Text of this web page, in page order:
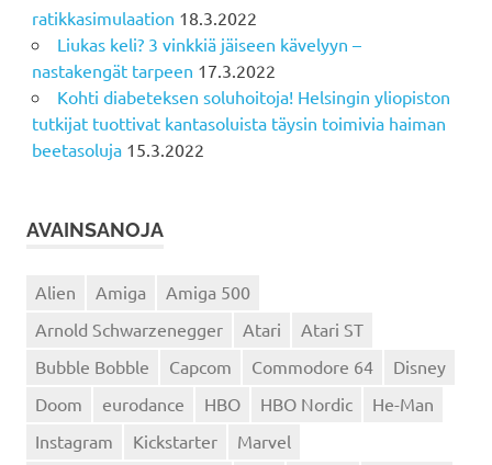
ratikkasimulaation 18.3.2022
Liukas keli? 3 vinkkiä jäiseen kävelyyn –
nastakengät tarpeen 17.3.2022
Kohti diabeteksen soluhoitoja! Helsingin yliopiston
tutkijat tuottivat kantasoluista täysin toimivia haiman
beetasoluja 15.3.2022
AVAINSANOJA
Alien Amiga
Amiga 500
Arnold Schwarzenegger
Atari
Atari ST
Bubble Bobble
Capcom Commodore 64
Disney
Doom
eurodance HBO HBO Nordic
He-Man
Instagram
Kickstarter
Marvel